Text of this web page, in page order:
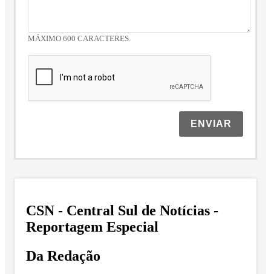
MÁXIMO 600 CARACTERES.
ENVIAR
CSN - Central Sul de Notícias -
Reportagem Especial
Da Redação